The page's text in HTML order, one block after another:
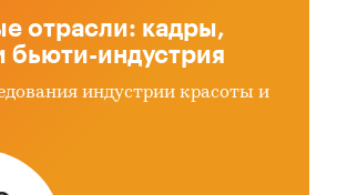
отрасли: кадры,
бьюти-индустрия
индустрии красоты и